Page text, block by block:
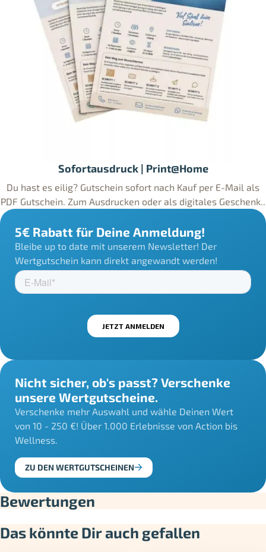
Sofortausdruck | Print@Home
Du hast es eilig? Gutschein sofort nach Kauf per E-Mail als
PDF Gutschein. Zum Ausdrucken oder als digitales Geschenk..
5€ Rabatt für Deine Anmeldung!
Bleibe up to date mit unserem Newsletter! Der
Wertgutschein kann direkt angewandt werden!
Nicht sicher, ob's passt? Verschenke
unsere Wertgutscheine.
Verschenke mehr Auswahl und wähle Deinen Wert
von 10 - 250 €! Über 1.000 Erlebnisse von Action bis
Wellness.
ZU DEN WERTGUTSCHEINEN
Bewertungen
Das könnte Dir auch gefallen